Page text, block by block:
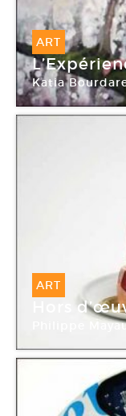
ART
Katia
ART
Hors
Philippe